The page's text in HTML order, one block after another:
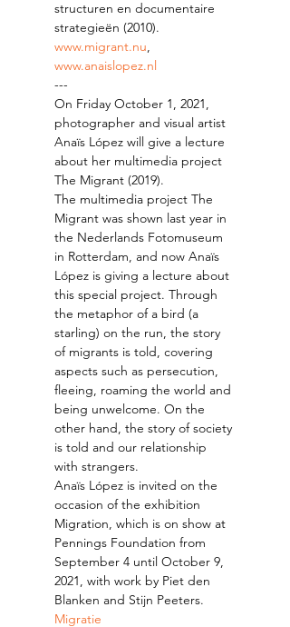
structuren en documentaire
strategieën (2010).
www.migrant.nu,
www.anaislopez.nl
---
On Friday October 1, 2021,
photographer and visual artist
Anaïs López will give a lecture
about her multimedia project
The Migrant (2019).
The multimedia project The
Migrant was shown last year in
the Nederlands Fotomuseum
in Rotterdam, and now Anaïs
López is giving a lecture about
this special project. Through
the metaphor of a bird (a
starling) on the run, the story
of migrants is told, covering
aspects such as persecution,
fleeing, roaming the world and
being unwelcome. On the
other hand, the story of society
is told and our relationship
with strangers.
Anaïs López is invited on the
occasion of the exhibition
Migration, which is on show at
Pennings Foundation from
September 4 until October 9,
2021, with work by Piet den
Blanken and Stijn Peeters.
Migratie